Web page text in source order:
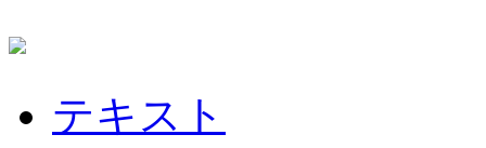
テキスト